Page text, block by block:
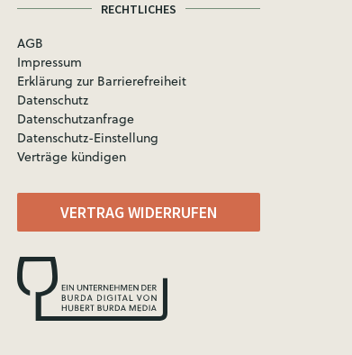
RECHTLICHES
AGB
Impressum
Erklärung zur Barrierefreiheit
Datenschutz
Datenschutzanfrage
Datenschutz-Einstellung
Verträge kündigen
VERTRAG WIDERRUFEN